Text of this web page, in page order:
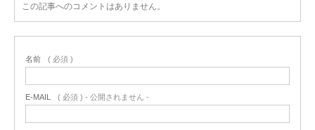
この記事へのコメントはありません。
名前 ( 必須 )
E-MAIL ( 必須 ) - 公開されません -